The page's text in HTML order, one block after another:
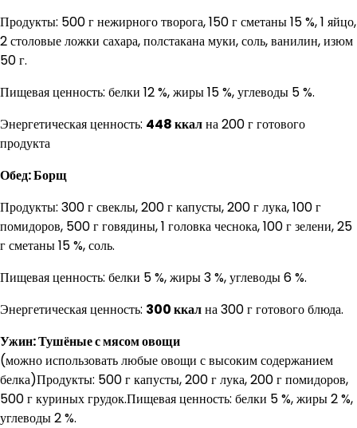
Продукты: 500 г нежирного творога, 150 г сметаны 15 %, 1 яйцо,
2 столовые ложки сахара, полстакана муки, соль, ванилин, изюм
50 г.
Пищевая ценность: белки 12 %, жиры 15 %, углеводы 5 %.
Энергетическая ценность: 448 ккална 200 г готового
продукта
Обед: Борщ
Продукты: 300 г свеклы, 200 г капусты, 200 г лука, 100 г
помидоров, 500 г говядины, 1 головка чеснока, 100 г зелени, 25
г сметаны 15 %, соль.
Пищевая ценность: белки 5 %, жиры 3 %, углеводы 6 %.
Энергетическая ценность: 300 ккална 300 г готового блюда.
Ужин: Тушёные с мясом овощи
(можно использовать любые овощи с высоким содержанием
белка)Продукты: 500 г капусты, 200 г лука, 200 г помидоров,
500 г куриных грудок.Пищевая ценность: белки 5 %, жиры 2 %,
углеводы 2 %.